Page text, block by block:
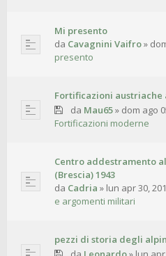
Mi presento
da Cavagnini Vaifro»
presento
Fortificazioni austriache
da Mau65» dom ago
Fortificazioni moderne
Centro addestramento
(Brescia) 1943
da Cadria » lun apr 30,
e argomenti militari
pezzi di storia degli